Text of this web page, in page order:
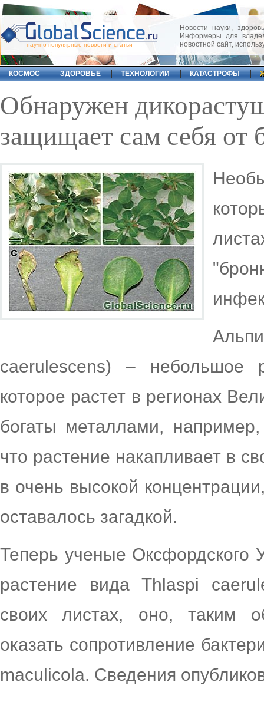
научно-популярные новости и статьи
Новости науки,
Информеры для
новостной сайт,
КОСМОС ЗДОРОВЬЕ ТЕХНОЛОГИИ КАТАСТРОФЫ
Обнаружен
защищает сам себя от
caerulescens) – небольшое
которое растет в регионах
богаты металлами,
что растение накапливает в
в очень высокой
оставалось загадкой.
Теперь ученые Оксфордского
растение вида Thlaspi
своих листах, оно, таким
оказать сопротивление
maculicola. Сведения